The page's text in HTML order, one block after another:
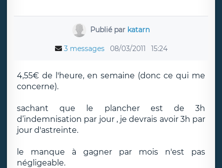
Publié par katarn
3 messages 08/03/2011 15:24
4,55€ de l'heure, en semaine (donc ce qui me
concerne).
sachant que le plancher est de 3h
d’indemnisation par jour , je devrais avoir 3h par
jour d'astreinte.
le manque à gagner par mois n'est pas
négligeable.